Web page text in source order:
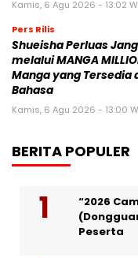
Kamis, 6 Agu 2026 - 13:02
Pers Rilis
Shueisha Perluas
melalui MANGA
Manga yang Tersedia
Bahasa
Kamis, 6 Agu 2026 - 13:00
BERITA POPULER
“2026
Peserta